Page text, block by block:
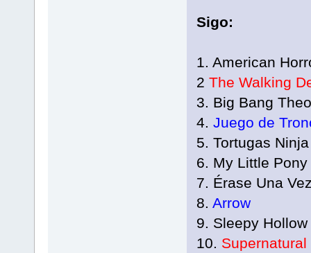
Sigo:
1. American
2 The Walking
3. Big Bang
4. Juego de
5. Tortugas
6. My Little Pony
7. Érase Una
8. Arrow
9. Sleepy Hollow
10. Supernatural